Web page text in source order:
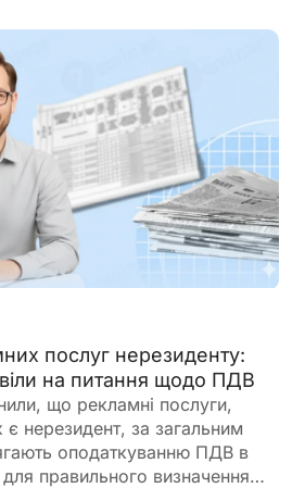
послуг нерезиденту:
на питання щодо ПДВ
що рекламні послуги,
нерезидент, за загальним
оподаткуванню ПДВ в
правильного визначення